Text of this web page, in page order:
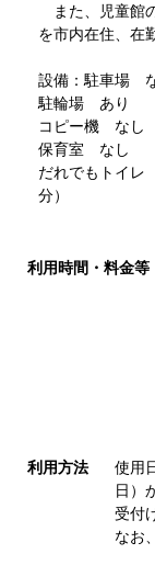
また、児童館
を市内在住、在
設備：駐車場
駐輪場 あり
コピー機 なし
保育室 なし
だれでもトイ
分）
利用時間・料金等
利用方法
使用
日）
受付
なお